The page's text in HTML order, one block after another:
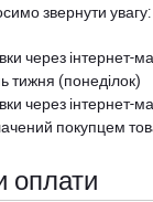
звернути увагу:
через інтернет-
тижня (понеділок)
через інтернет-
покупцем
оплати